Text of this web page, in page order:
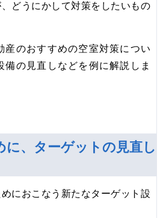
どうにかして対策をしたいもの
産のおすすめの空室対策につい
備の見直しなどを例に解説しま
に、ターゲットの見直し
におこなう新たなターゲット設